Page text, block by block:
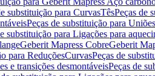
substituição para CurvasTêsPeças de
Peças de substituição para
substituição para Ligações para
Geberit Mapress CobreGeberit
para ReduçõesCurvasPeças de
e transições desmontáveisPeças de